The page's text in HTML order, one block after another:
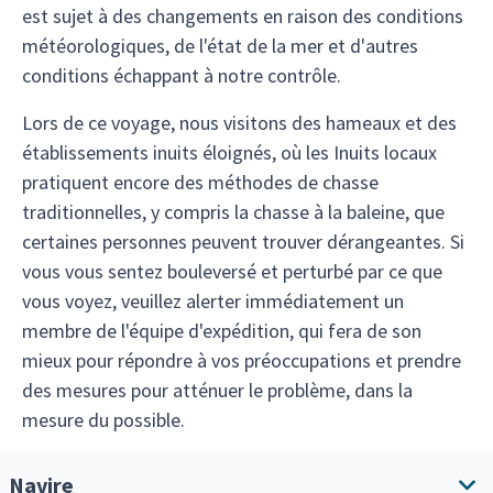
est sujet à des changements en raison des conditions
météorologiques, de l'état de la mer et d'autres
conditions échappant à notre contrôle.
Lors de ce voyage, nous visitons des hameaux et des
établissements inuits éloignés, où les Inuits locaux
pratiquent encore des méthodes de chasse
traditionnelles, y compris la chasse à la baleine, que
certaines personnes peuvent trouver dérangeantes. Si
vous vous sentez bouleversé et perturbé par ce que
vous voyez, veuillez alerter immédiatement un
membre de l'équipe d'expédition, qui fera de son
mieux pour répondre à vos préoccupations et prendre
des mesures pour atténuer le problème, dans la
mesure du possible.
Navire